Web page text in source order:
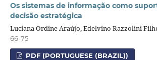
Os sistemas de informação como
decisão estratégica
Luciana Ordine Araújo, Edelvino Razzolini
66-75
PDF (PORTUGUESE (BRAZIL))